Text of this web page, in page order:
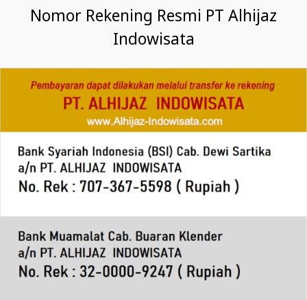
Nomor Rekening Resmi PT Alhijaz
Indowisata